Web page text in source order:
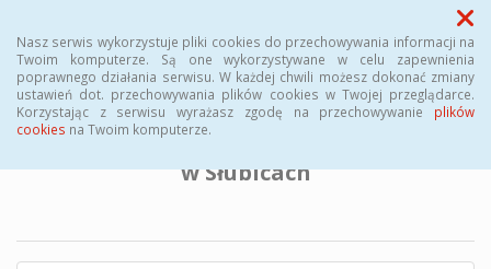
Nasz serwis wykorzystuje pliki cookies do przechowywania informacji na
Twoim komputerze. Są one wykorzystywane w celu zapewnienia
poprawnego działania serwisu. W każdej chwili możesz dokonać zmiany
ustawień dot. przechowywania plików cookies w Twojej przeglądarce.
Korzystając z serwisu wyrażasz zgodę na przechowywanie plików
cookies na Twoim komputerze.
Menu
BIULETYN INFORMACJI PUBLICZNEJ
Powiatowego Urzędu Pracy
w Słubicach